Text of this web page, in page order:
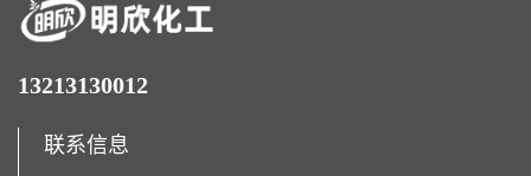
13213130012
联系信息